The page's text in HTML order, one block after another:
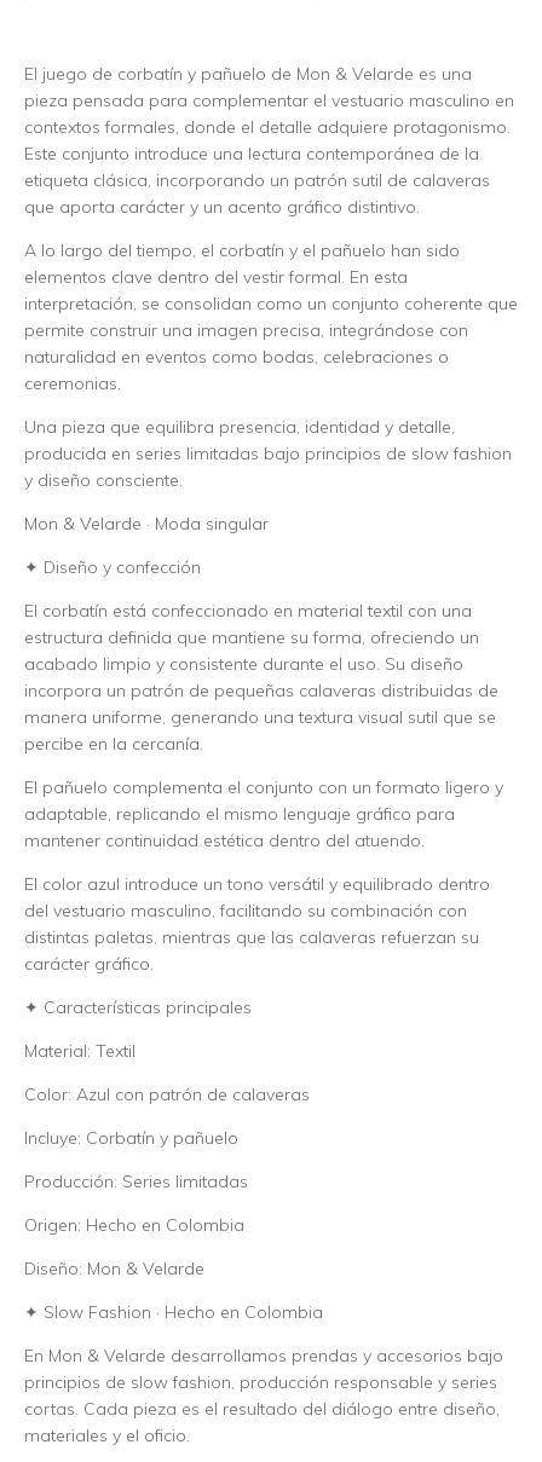
El juego de corbatín y pañuelo de Mon & Velarde es una
pieza pensada para complementar el vestuario masculino en
contextos formales, donde el detalle adquiere protagonismo.
Este conjunto introduce una lectura contemporánea de la
etiqueta clásica, incorporando un patrón sutil de calaveras
que aporta carácter y un acento gráfico distintivo.
A lo largo del tiempo, el corbatín y el pañuelo han sido
elementos clave dentro del vestir formal. En esta
interpretación, se consolidan como un conjunto coherente que
permite construir una imagen precisa, integrándose con
naturalidad en eventos como bodas, celebraciones o
ceremonias.
Una pieza que equilibra presencia, identidad y detalle,
producida en series limitadas bajo principios de slow fashion
y diseño consciente.
Mon & Velarde · Moda singular
✦ Diseño y confección
El corbatín está confeccionado en material textil con una
estructura definida que mantiene su forma, ofreciendo un
acabado limpio y consistente durante el uso. Su diseño
incorpora un patrón de pequeñas calaveras distribuidas de
manera uniforme, generando una textura visual sutil que se
percibe en la cercanía.
El pañuelo complementa el conjunto con un formato ligero y
adaptable, replicando el mismo lenguaje gráfico para
mantener continuidad estética dentro del atuendo.
El color azul introduce un tono versátil y equilibrado dentro
del vestuario masculino, facilitando su combinación con
distintas paletas, mientras que las calaveras refuerzan su
carácter gráfico.
✦ Características principales
Material: Textil
Color: Azul con patrón de calaveras
Incluye: Corbatín y pañuelo
Producción: Series limitadas
Origen: Hecho en Colombia
Diseño: Mon & Velarde
✦ Slow Fashion · Hecho en Colombia
En Mon & Velarde desarrollamos prendas y accesorios bajo
principios de slow fashion, producción responsable y series
cortas. Cada pieza es el resultado del diálogo entre diseño,
materiales y el oficio.